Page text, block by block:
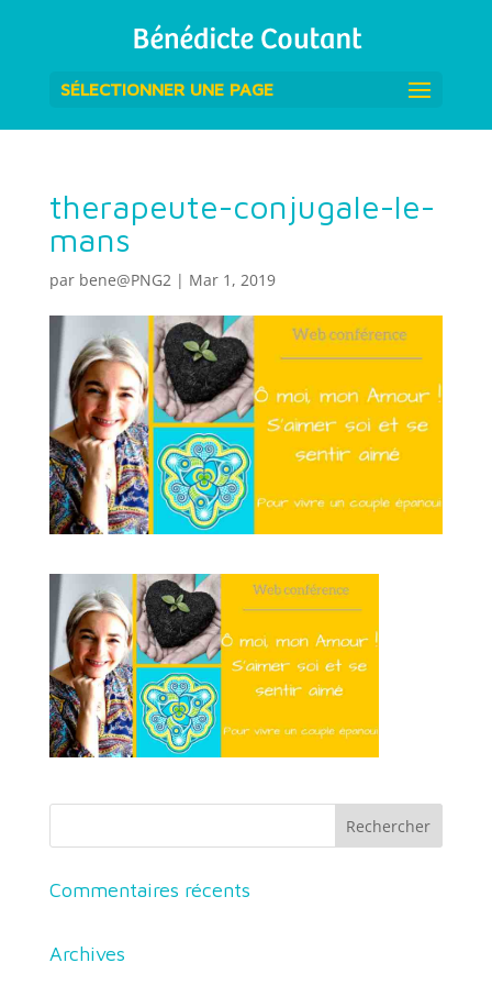
SÉLECTIONNER UNE PAGE
therapeute-conjugale-le-
mans
par bene@PNG2| Mar 1, 2019
Commentaires récents
Archives